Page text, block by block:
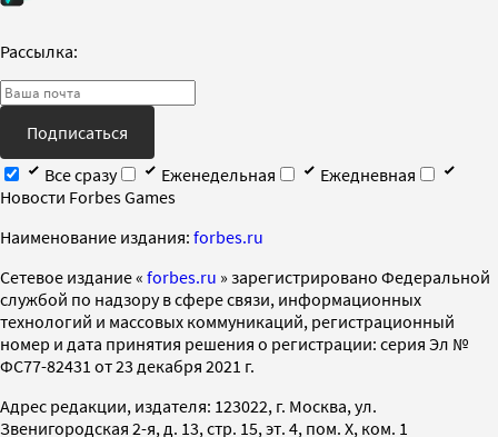
Рассылка:
Подписаться
Все сразу
Еженедельная
Ежедневная
Новости Forbes Games
Наименование издания: forbes.ru
Cетевое издание « forbes.ru » зарегистрировано Федеральной
службой по надзору в сфере связи, информационных
технологий и массовых коммуникаций, регистрационный
номер и дата принятия решения о регистрации: серия Эл №
ФС77-82431 от 23 декабря 2021 г.
Адрес редакции, издателя: 123022, г. Москва, ул.
Звенигородская 2-я, д. 13, стр. 15, эт. 4, пом. X, ком. 1